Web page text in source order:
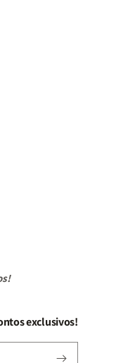
exclusivos!